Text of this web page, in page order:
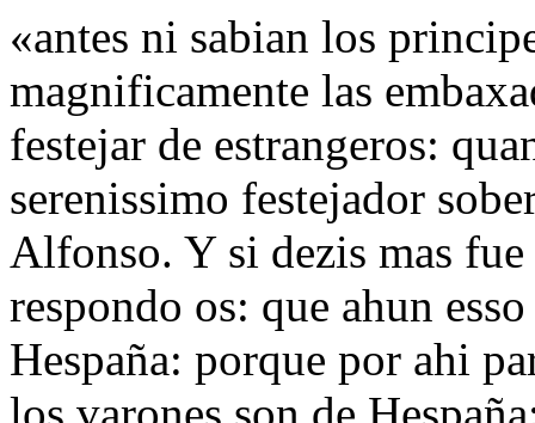
«antes ni sabian los
magnificamente las
festejar de estrangeros:
serenissimo festejador
Alfonso. Y si dezis mas fue
respondo os: que ahun
Hespaña: porque por ahi